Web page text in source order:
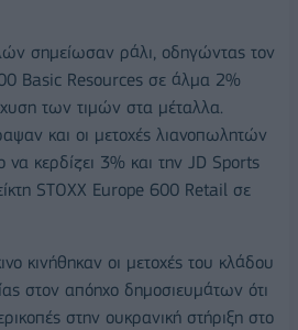
σημείωσαν ράλι, οδηγώντας τον
Basic Resources σε άλμα 2%
των τιμών στα μέταλλα.
και οι μετοχές λιανοπωλητών
να κερδίζει 3% και την JD Sports
STOXX Europe 600 Retail σε
κινήθηκαν οι μετοχές του κλάδου
στον απόηχο δημοσιευμάτων ότι
στην ουκρανική στήριξη στο